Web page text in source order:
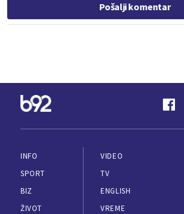
Pošalji komentar
INFO
SPORT
BIZ
ŽIVOT
VIDEO
TV
ENGLISH
VREME